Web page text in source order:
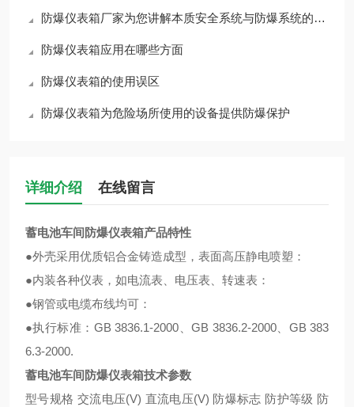
防爆仪表箱厂家为您讲解本质安全系统与防爆系统的区别
防爆仪表箱应用在哪些方面
防爆仪表箱的使用误区
防爆仪表箱为危险场所使用的设备提供防爆保护
详细介绍 在线留言
蓄电池车间防爆仪表箱产品特性
●外壳采用优质铝合金铸造成型，表面高压静电喷塑：
●内装各种仪表，如电流表、电压表、转速表：
●钢管或电缆布线均可：
●执行标准：GB 3836.1-2000、GB 3836.2-2000、GB 383
6.3-2000.
蓄电池车间防爆仪表箱技术参数
型号规格 交流电压(V) 直流电压(V) 防爆标志 防护等级 防